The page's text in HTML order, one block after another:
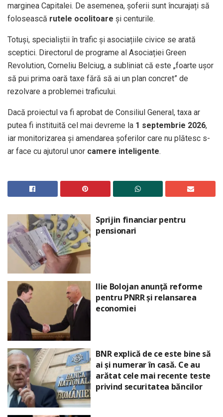
marginea Capitalei. De asemenea, șoferii sunt încurajați să
folosească rutele ocolitoare și centurile.
Totuși, specialiștii în trafic și asociațiile civice se arată
sceptici. Directorul de programe al Asociației Green
Revolution, Corneliu Belciug, a subliniat că este „foarte ușor
să pui prima oară taxe fără să ai un plan concret” de
rezolvare a problemei traficului.
Dacă proiectul va fi aprobat de Consiliul General, taxa ar
putea fi instituită cel mai devreme la 1 septembrie 2026,
iar monitorizarea și amendarea șoferilor care nu plătesc s-
ar face cu ajutorul unor camere inteligente.
Sprijin financiar pentru
pensionari
Ilie Bolojan anunță reforme
pentru PNRR și relansarea
economiei
BNR explică de ce este bine să
ai și numerar în casă. Ce au
arătat cele mai recente teste
privind securitatea băncilor